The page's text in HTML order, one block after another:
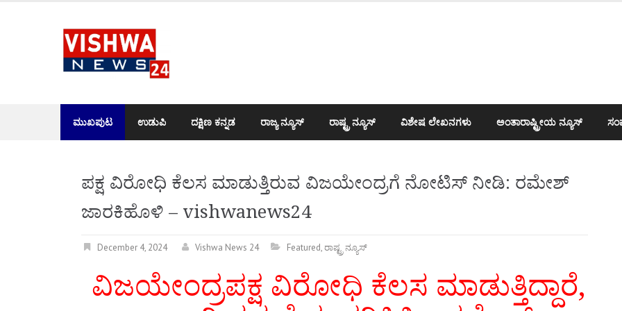
ಮುಖಪುಟ ಉಡುಪಿ ದಕ್ಷಿಣ ಕನ್ನಡ ರಾಜ್ಯ ನ್ಯೂಸ್ ರಾಷ್ಟ್ರ ನ್ಯೂಸ್ ವಿಶೇಷ ಲೇಖನಗಳು ಅಂತಾರಾಷ್ಟ್ರೀಯ ನ್ಯೂಸ್
ಪಕ್ಷ ವಿರೋಧಿ ಕೆಲಸ ಮಾಡುತ್ತಿರುವ ವಿಜಯೇಂದ್ರಗೆ ನೋಟಿಸ್‌ ನೀಡಿ: ರಮೇಶ್
ಜಾರಕಿಹೊಳಿ – vishwanews24
December 4, 2024 Vishwa News 24 Featured,ರಾಷ್ಟ್ರ ನ್ಯೂಸ್
ವಿಜಯೇಂದ್ರಪಕ್ಷ ವಿರೋಧಿ ಕೆಲಸ ಮಾಡುತ್ತಿದ್ದಾರೆ,